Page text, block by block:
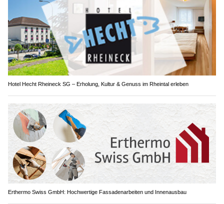
Hotel Hecht Rheineck SG – Erholung, Kultur & Genuss im Rheintal erleben
Erthermo Swiss GmbH: Hochwertige Fassadenarbeiten und Innenausbau